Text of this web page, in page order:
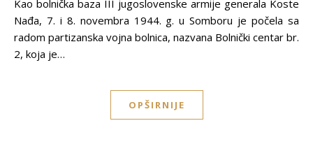
Kao bolnička baza III jugoslovenske armije generala Koste
Nađa, 7. i 8. novembra 1944. g. u Somboru je počela sa
radom partizanska vojna bolnica, nazvana Bolnički centar br.
2, koja je…
OPŠIRNIJE